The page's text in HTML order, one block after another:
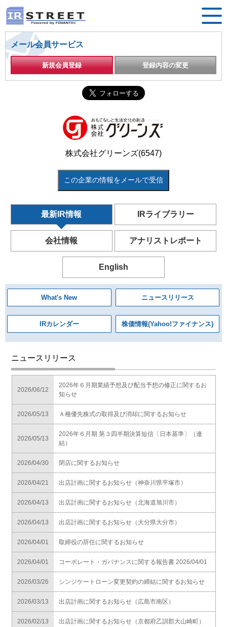
メール会員サービス
新規会員登録 登録内容の変更
株式会社グリーンズ(6547)
この企業の情報をメールで受信
最新IR情報 IRライブラリー
会社情報 アナリストレポート
English
What's New ニュースリリース
IRカレンダー 株価情報(Yahoo!ファイナンス)
ニュースリリース
2026/06/12
2026年６月期業績予想及び配当予想の修正に関するお
知らせ
2026/05/13 Ａ種優先株式の取得及び消却に関するお知らせ
2026/05/13
2026年６月期 第３四半期決算短信〔日本基準〕（連
結）
2026/04/30 閉店に関するお知らせ
2026/04/21 出店計画に関するお知らせ（神奈川県平塚市）
2026/04/13 出店計画に関するお知らせ（北海道旭川市）
2026/04/13 出店計画に関するお知らせ（大分県大分市）
2026/04/01 取締役の辞任に関するお知らせ
2026/04/01 コーポレート・ガバナンスに関する報告書 2026/04/01
2026/03/26 シンジケートローン変更契約の締結に関するお知らせ
2026/03/13 出店計画に関するお知らせ（広島市南区）
2026/02/13 出店計画に関するお知らせ（京都府乙訓郡大山崎町）